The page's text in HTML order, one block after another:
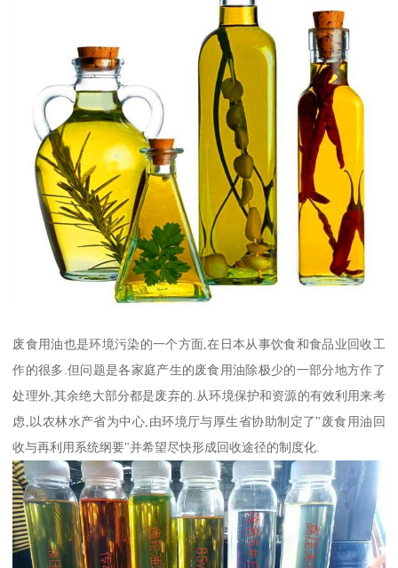
废食用油也是环境污染的一个方面,在日本从事饮食和食品业回收工
作的很多.但问题是各家庭产生的废食用油除极少的一部分地方作了
处理外,其余绝大部分都是废弃的.从环境保护和资源的有效利用来考
虑,以农林水产省为中心,由环境厅与厚生省协助制定了"废食用油回
收与再利用系统纲要"并希望尽快形成回收途径的制度化.